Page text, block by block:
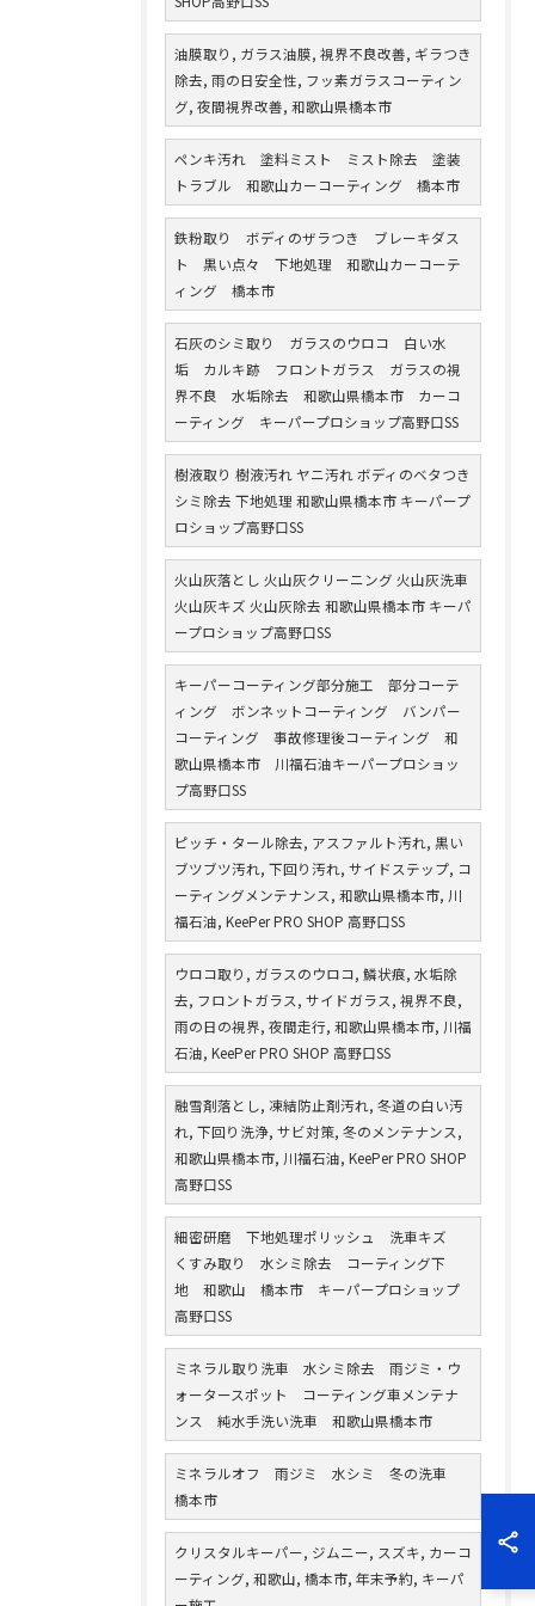
油膜取り, ガラス油膜, 視界不良改善, ギラつき
除去, 雨の日安全性, フッ素ガラスコーティン
グ, 夜間視界改善, 和歌山県橋本市
ペンキ汚れ 塗料ミスト ミスト除去 塗装
トラブル 和歌山カーコーティング 橋本市
鉄粉取り ボディのザラつき ブレーキダス
ト 黒い点々 下地処理 和歌山カーコーテ
ィング 橋本市
石灰のシミ取り ガラスのウロコ 白い水
垢 カルキ跡 フロントガラス ガラスの視
界不良 水垢除去 和歌山県橋本市 カーコ
ーティング キーパープロショップ高野口SS
樹液取り 樹液汚れ ヤニ汚れ ボディのベタつき
シミ除去 下地処理 和歌山県橋本市 キーパープ
ロショップ高野口SS
火山灰落とし 火山灰クリーニング 火山灰洗車
火山灰キズ 火山灰除去 和歌山県橋本市 キーパ
ープロショップ高野口SS
キーパーコーティング部分施工 部分コーテ
ィング ボンネットコーティング バンパー
コーティング 事故修理後コーティング 和
歌山県橋本市 川福石油キーパープロショッ
プ高野口SS
ピッチ・タール除去, アスファルト汚れ, 黒い
ブツブツ汚れ, 下回り汚れ, サイドステップ, コ
ーティングメンテナンス, 和歌山県橋本市, 川
福石油, KeePer PRO SHOP 高野口SS
ウロコ取り, ガラスのウロコ, 鱗状痕, 水垢除
去, フロントガラス, サイドガラス, 視界不良,
雨の日の視界, 夜間走行, 和歌山県橋本市, 川福
石油, KeePer PRO SHOP 高野口SS
融雪剤落とし, 凍結防止剤汚れ, 冬道の白い汚
れ, 下回り洗浄, サビ対策, 冬のメンテナンス,
和歌山県橋本市, 川福石油, KeePer PRO SHOP
高野口SS
細密研磨 下地処理ポリッシュ 洗車キズ
くすみ取り 水シミ除去 コーティング下
地 和歌山 橋本市 キーパープロショップ
高野口SS
ミネラル取り洗車 水シミ除去 雨ジミ・ウ
ォータースポット コーティング車メンテナ
ンス 純水手洗い洗車 和歌山県橋本市
ミネラルオフ 雨ジミ 水シミ 冬の洗車
橋本市
クリスタルキーパー, ジムニー, スズキ, カーコ
ーティング, 和歌山, 橋本市, 年末予約, キーパ